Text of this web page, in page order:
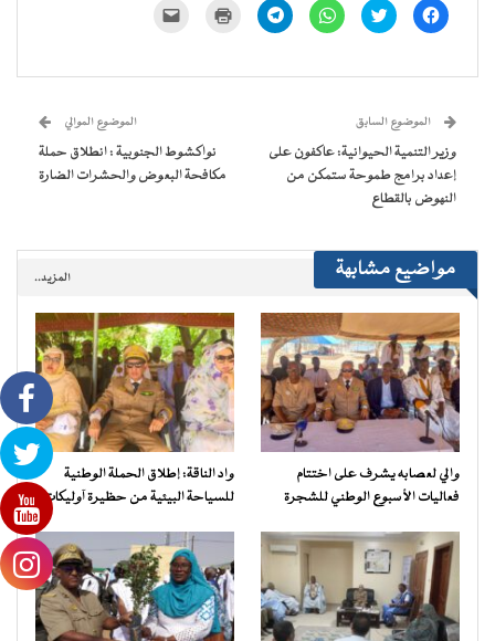
انقر
للمشاركة
في
اضغط
للمشاركة
في
انقر
للمشاركة
في
انقر
للمشاركة
في
للطباعة
جديدة) الإلكتروني
نافذة
جديدة)
الموضوع السابق
وزير التنمية الحيوانية: عاكفون على
إعداد برامج طموحة ستمكن من
النهوض بالقطاع
الموضوع الموالي
نواكشوط الجنوبية : انطلاق حملة
مكافحة البعوض والحشرات الضارة
مواضيع مشابهة المزيد..
والي لعصابه يشرف على اختتام
فعاليات الأسبوع الوطني للشجرة
واد الناقة: إطلاق الحملة الوطنية
للسياحة البيئية من حظيرة آوليكات